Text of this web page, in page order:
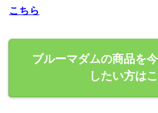
こちら
ブルーマダムの商品を
したい方は